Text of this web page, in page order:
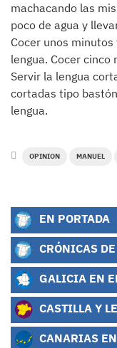
machacando las
poco de agua y
Cocer unos
lengua. Cocer
Servir la lengua
cortadas tipo
lengua.
OPINION MANUEL
EN PORTADA
CRÓNICAS
GALICIA EN
CASTILLA Y
CANARIAS